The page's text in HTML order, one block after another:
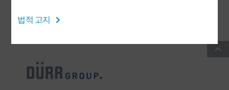
법적 고지
일반 거래 약관